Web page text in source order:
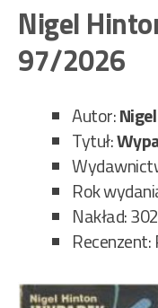
Nigel
97/2026
Autor:
Tytuł:
Rok
Nakład: